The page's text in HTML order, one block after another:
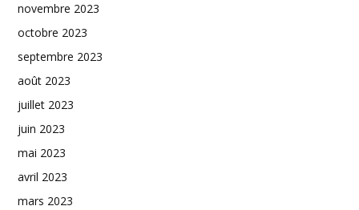
novembre 2023
octobre 2023
septembre 2023
août 2023
juillet 2023
juin 2023
mai 2023
avril 2023
mars 2023